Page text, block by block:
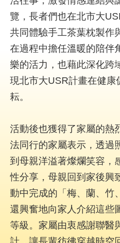
台
北
卡-
健
康
服
務
陳
統
員
信
箱
ENGLISH
覽，長者們也在北市大
共同體驗手工茶葉枕製作
在過程中擔任溫暖的陪伴
樂的活力，也藉此深化跨
現北市大USR計畫在健康
耘。
活動後也獲得了家屬的熱
法同行的家屬表示，透過
到母親洋溢著燦爛笑容，
性分享，母親回到家後興
動中完成的「梅、蘭、竹
還興奮地向家人介紹這些
等級。家屬由衷感謝聯醫